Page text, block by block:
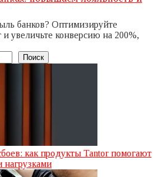
банков? Оптимизируйте
и увеличьте конверсию на 200%,
Поиск
как продукты Tantor помогают
нагрузками